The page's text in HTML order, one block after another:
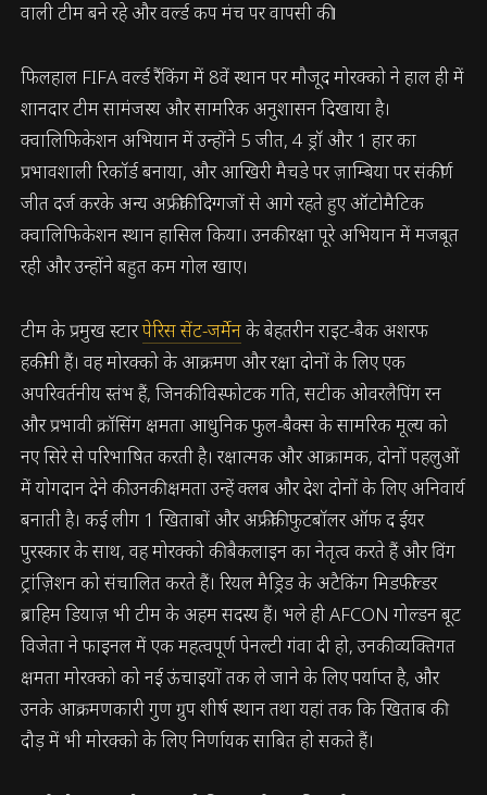
वाली टीम बने रहे और वर्ल्ड कप मंच पर वापसी की।
फिलहाल FIFA वर्ल्ड रैंकिंग में 8वें स्थान पर मौजूद मोरक्को ने हाल ही में
शानदार टीम सामंजस्य और सामरिक अनुशासन दिखाया है।
क्वालिफिकेशन अभियान में उन्होंने 5 जीत, 4 ड्रॉ और 1 हार का
प्रभावशाली रिकॉर्ड बनाया, और आखिरी मैचडे पर ज़ाम्बिया पर संकीर्ण
जीत दर्ज करके अन्य अफ्रीकी दिग्गजों से आगे रहते हुए ऑटोमैटिक
क्वालिफिकेशन स्थान हासिल किया। उनकी रक्षा पूरे अभियान में मजबूत
रही और उन्होंने बहुत कम गोल खाए।
टीम के प्रमुख स्टारपेरिस सेंट-जर्मेनके बेहतरीन राइट-बैक अशरफ
हकीमी हैं। वह मोरक्को के आक्रमण और रक्षा दोनों के लिए एक
अपरिवर्तनीय स्तंभ हैं, जिनकी विस्फोटक गति, सटीक ओवरलैपिंग रन
और प्रभावी क्रॉसिंग क्षमता आधुनिक फुल-बैक्स के सामरिक मूल्य को
नए सिरे से परिभाषित करती है। रक्षात्मक और आक्रामक, दोनों पहलुओं
में योगदान देने की उनकी क्षमता उन्हें क्लब और देश दोनों के लिए अनिवार्य
बनाती है। कई लीग 1 खिताबों और अफ्रीकी फुटबॉलर ऑफ द ईयर
पुरस्कार के साथ, वह मोरक्को की बैकलाइन का नेतृत्व करते हैं और विंग
ट्रांज़िशन को संचालित करते हैं। रियल मैड्रिड के अटैकिंग मिडफील्डर
ब्राहिम डियाज़ भी टीम के अहम सदस्य हैं। भले ही AFCON गोल्डन बूट
विजेता ने फाइनल में एक महत्वपूर्ण पेनल्टी गंवा दी हो, उनकी व्यक्तिगत
क्षमता मोरक्को को नई ऊंचाइयों तक ले जाने के लिए पर्याप्त है, और
उनके आक्रमणकारी गुण ग्रुप शीर्ष स्थान तथा यहां तक कि खिताब की
दौड़ में भी मोरक्को के लिए निर्णायक साबित हो सकते हैं।